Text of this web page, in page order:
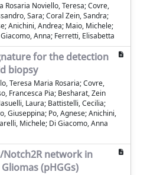
Rosaria Noviello, Teresa; Covre,
Sara; Coral Zein, Sandra;
Anichini, Andrea; Maio, Michele;
Anna; Ferretti, Elisabetta
for the detection
biopsy
Teresa Maria Rosaria; Covre,
Francesca Pia; Besharat, Zein
Laura; Battistelli, Cecilia;
Giuseppina; Po, Agnese; Anichini,
Michele; Di Giacomo, Anna
network in
(pHGGs)